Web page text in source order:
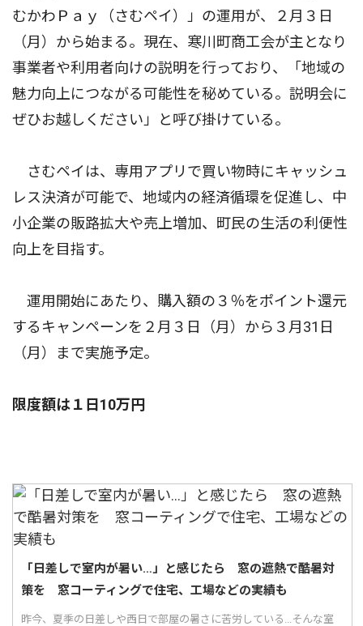
むかわＰａｙ（さむペイ）」の運用が、２月３日
（月）から始まる。現在、寒川町商工会が主となり
事業者や利用者向けの説明を行っており、「地域の
魅力向上につながる可能性を秘めている。説明会に
ぜひお越しください」と呼び掛けている。
さむペイは、専用アプリで買い物時にキャッシュ
レス決済が可能で、地域内の経済循環を促進し、中
小企業の販路拡大や売上増加、町民の生活の利便性
向上を目指す。
運用開始にあたり、購入額の３％をポイント還元
するキャンペーンを２月３日（月）から３月31日
（月）まで実施予定。
限度額は１日10万円
「日差しで室内が暑い…」と感じたら 窓の遮熱で酷暑対
策を 窓コーティングで住宅、工場などの実績も
昨今、夏季の日差しや西日で部屋の暑さに苦労している...そんな室